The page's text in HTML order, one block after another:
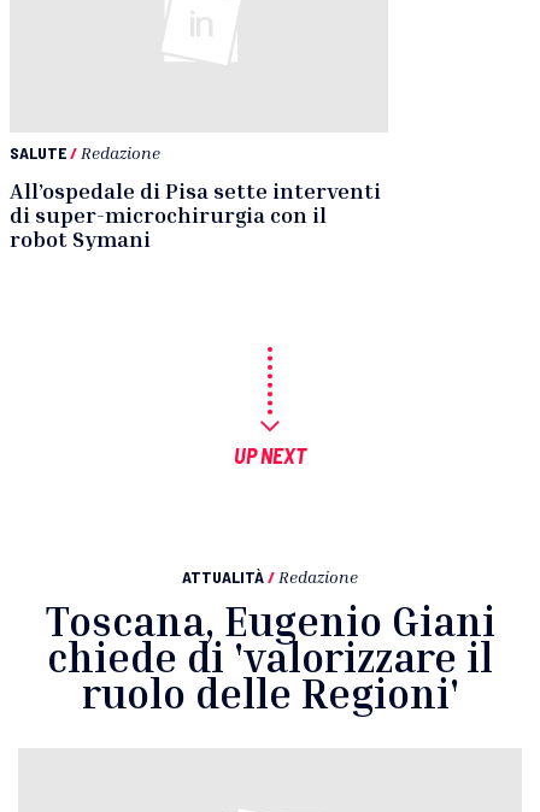
SALUTE/ Redazione
All’ospedale di Pisa sette interventi
di super-microchirurgia con il
robot Symani
UP NEXT
ATTUALITÀ/ Redazione
Toscana, Eugenio Giani
chiede di 'valorizzare il
ruolo delle Regioni'